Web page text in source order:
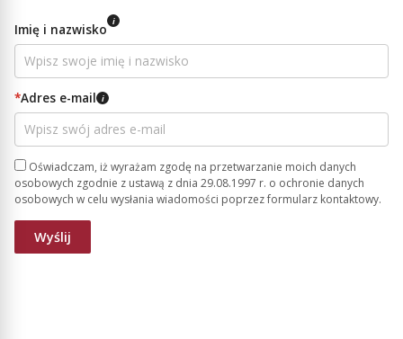
Imię i nazwisko i
*Adres e-mail i
Oświadczam, iż wyrażam zgodę na przetwarzanie moich danych
osobowych zgodnie z ustawą z dnia 29.08.1997 r. o ochronie danych
osobowych w celu wysłania wiadomości poprzez formularz kontaktowy.